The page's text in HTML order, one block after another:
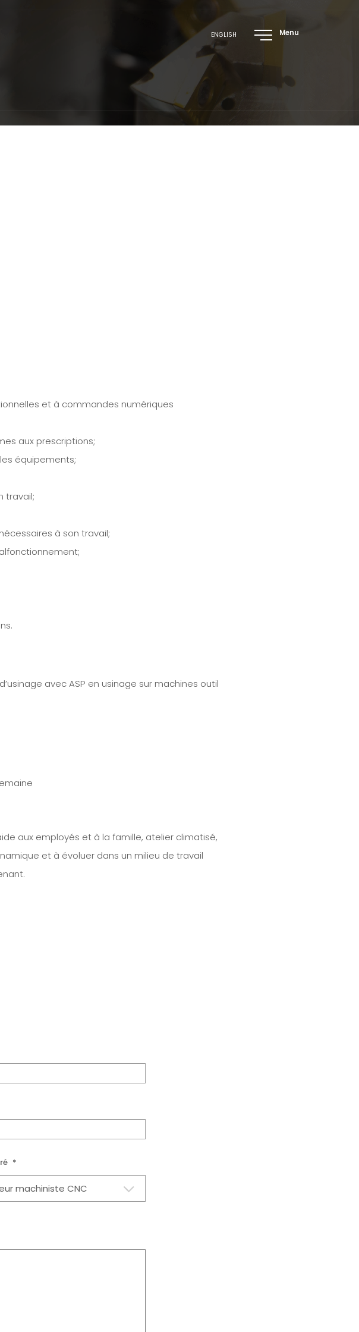
ENGLISH Menu
et à commandes numériques
aux prescriptions;
équipements;
travail;
à son travail;
avec ASP en usinage sur machines outil
aux employés et à la famille, atelier climatisé,
et à évoluer dans un milieu de travail
*